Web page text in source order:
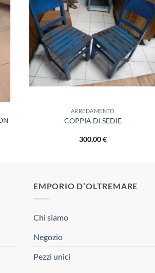
Aggiungi
alla lista
dei
desideri
ARREDAMENTO
COPPIA DI SEDIE
300,00€
EMPORIO D’OLTREMARE
Chi siamo
Negozio
Pezzi unici